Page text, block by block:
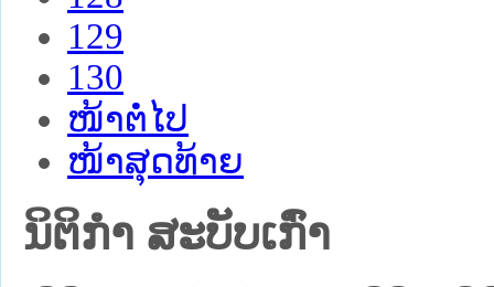
129
130
ໜ້າຕໍ່ໄປ
ໜ້າສຸດທ້າຍ
ນິຕິກໍາ ສະບັບເກົ່າ